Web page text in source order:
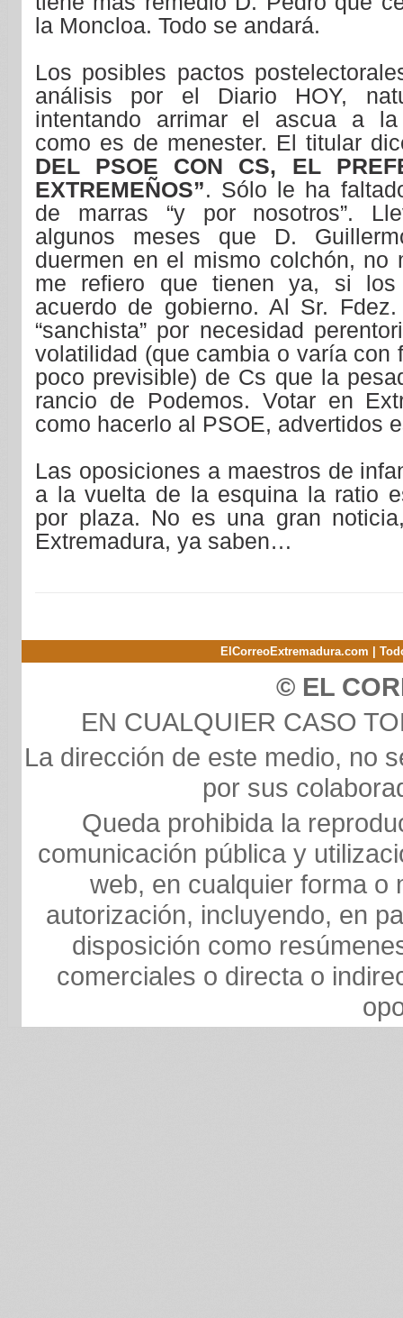
la Moncloa. Todo se andará.
Los posibles pactos
análisis por el Diario HOY,
intentando arrimar el ascua a
como es de menester. El titular
DEL PSOE CON CS, EL
EXTREMEÑOS”. Sólo le ha
de marras “y por nosotros”.
algunos meses que D.
duermen en el mismo colchón, no
me refiero que tienen ya, si los
acuerdo de gobierno. Al Sr.
“sanchista” por necesidad
volatilidad (que cambia o varía con
poco previsible) de Cs que la
rancio de Podemos. Votar en
como hacerlo al PSOE, advertidos
Las oposiciones a maestros de
a la vuelta de la esquina la ratio
por plaza. No es una gran
Extremadura, ya saben…
ElCorreoExtremadura.com |
© EL
EN CUALQUIER CASO
La dirección de este medio, no
por sus
Queda prohibida la
comunicación pública y
web, en cualquier forma o
autorización, incluyendo, en
disposición como
comerciales o directa o